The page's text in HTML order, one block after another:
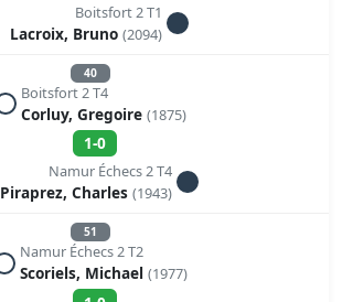
Boitsfort 2 T1
Lacroix, Bruno (2094)
40
Boitsfort 2 T4
Corluy, Gregoire (1875)
1-0
Namur Échecs 2 T4
Piraprez, Charles (1943)
51
Namur Échecs 2 T2
Scoriels, Michael (1977)